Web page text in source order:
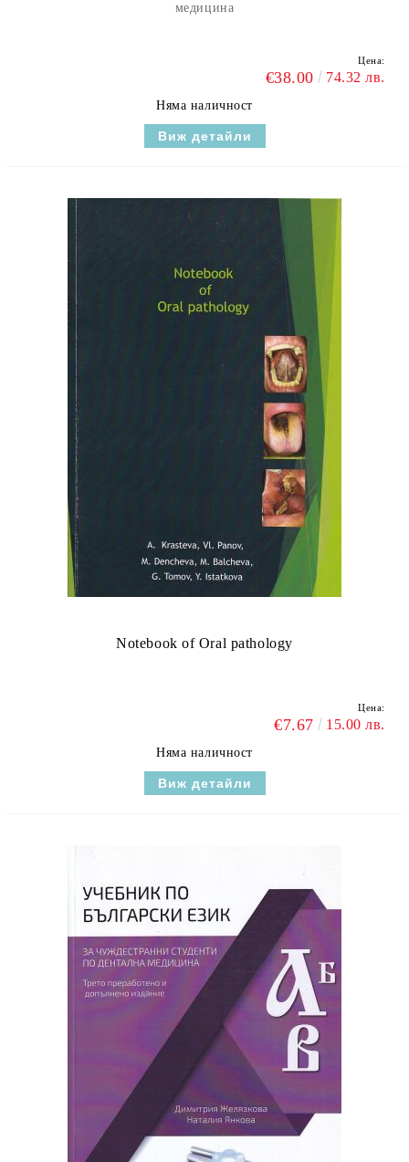
медицина
Цена:
€38.00 74.32 лв.
Няма наличност
Виж детайли
Notebook of Oral pathology
Цена:
€7.67 15.00 лв.
Няма наличност
Виж детайли